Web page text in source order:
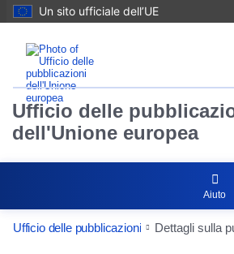
Un sito ufficiale dell’UE
Ufficio delle
dell'Unione europea
Aiuto
Ufficio delle pubblicazioni Dettagli sulla